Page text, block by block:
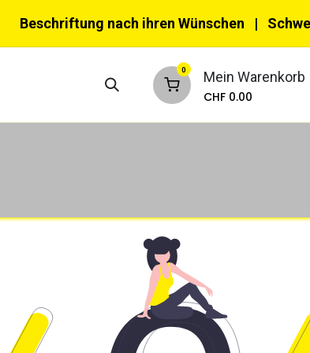
Beschriftung nach ihren Wünschen |
0 Mein Warenkorb
CHF 0.00